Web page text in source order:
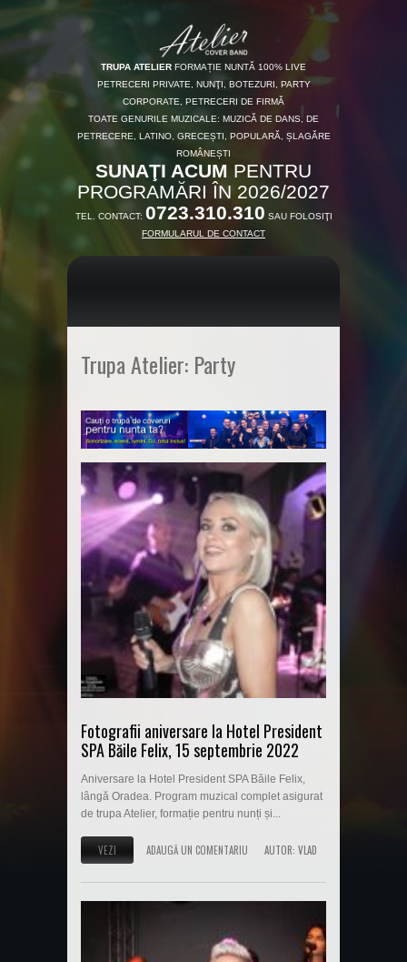
TRUPA ATELIER FORMAȚIE NUNTĂ 100% LIVE
PETRECERI PRIVATE, NUNŢI, BOTEZURI, PARTY
CORPORATE, PETRECERI DE FIRMĂ
TOATE GENURILE MUZICALE: MUZICĂ DE DANS, DE
PETRECERE, LATINO, GRECEȘTI, POPULARĂ, ȘLAGĂRE
ROMÂNEȘTI
SUNAŢI ACUM PENTRU
PROGRAMĂRI ÎN 2026/2027
TEL. CONTACT: 0723.310.310 SAU FOLOSIŢI
FORMULARUL DE CONTACT
Trupa Atelier: Party
Fotografii aniversare la Hotel President
SPA Băile Felix, 15 septembrie 2022
Aniversare la Hotel President SPA Băile Felix,
lângă Oradea. Program muzical complet asigurat
de trupa Atelier, formație pentru nunți și...
VEZI ADAUGĂ UN COMENTARIU AUTOR: VLAD